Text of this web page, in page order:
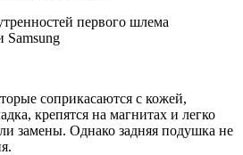
соприкасаются с кожей,
крепятся на магнитах и легко
замены. Однако задняя подушка не